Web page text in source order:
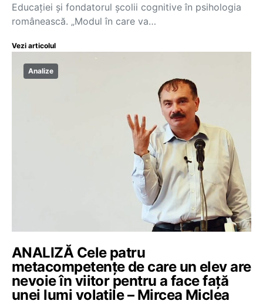
Educației și fondatorul școlii cognitive în psihologia
românească. „Modul în care va…
Vezi articolul
Analize
ANALIZĂ Cele patru
metacompetențe de care un elev are
nevoie în viitor pentru a face față
unei lumi volatile – Mircea Miclea